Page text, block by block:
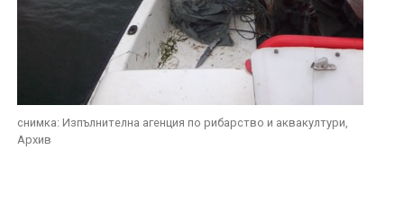
снимка: Изпълнителна агенция по рибарство и аквакултури,
Архив